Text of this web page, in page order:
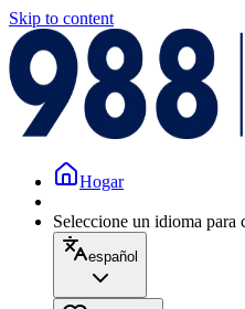
Skip to content
Hogar
Seleccione un idioma
español